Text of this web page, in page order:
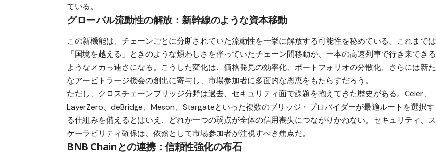
ている。
グローバル流動性の解放：新幹線のような資本移動
この新機能は、チェーンごとに分断されていた流動性を一挙に解放する可能性を秘めている。これまでは
「国境を越える」ときのような煩わしさを伴っていたチェーン間移動が、一本の高速列車で行き来できる
ようなメカっ速さになる。こうした変化は、価格発見の効率化、ポートフォリオの分散化、さらには新た
なアービトラージ機会の創出に寄与し、市場参加者に多面的な恩恵をもたらすだろう。
ただし、クロスチェーンブリッジ分野は過去、セキュリティ面で課題を抱えてきた歴史がある。Celer、
LayerZero、deBridge、Meson、Stargateといった複数のブリッジ・プロバイダーが最適ルートを選択す
る仕組みを備えるとはいえ、どれか一つの弱点が全体の信用喪失につながりかねない。セキュリティ、ス
ケーラビリティ確保は、依然として市場参加者が注視すべき焦点だ。
BNB Chainとの連携：信頼性強化の布石